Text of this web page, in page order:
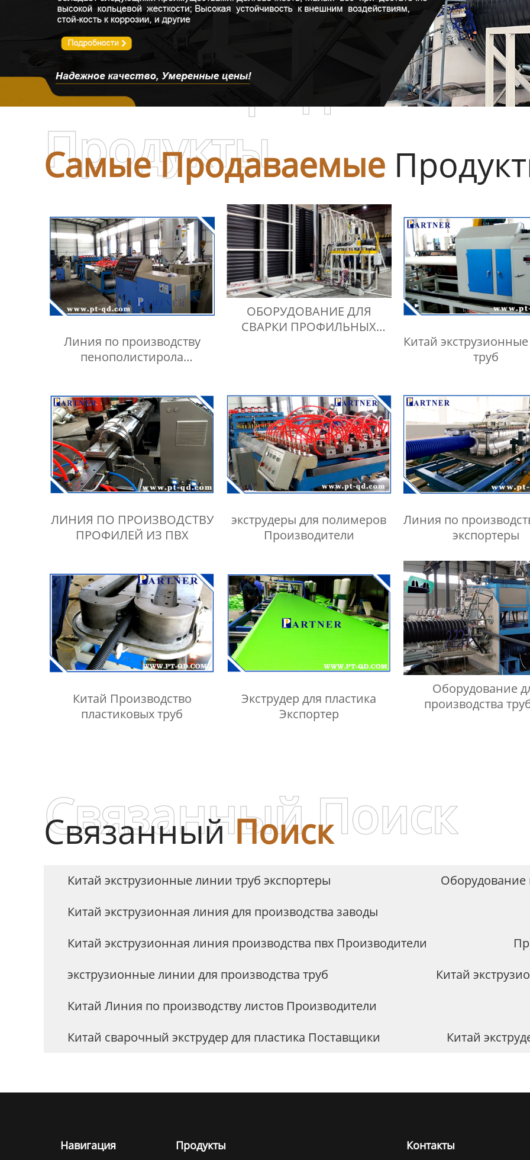
Самые Продаваемые
Самые
Продукты
Линия по производству
пенополистирола
ОБОРУДОВАНИЕ ДЛЯ
СВАРКИ ПРОФИЛЬНЫХ
Китай
труб
ЛИНИЯ ПО ПРОИЗВОДСТВУ
ПРОФИЛЕЙ ИЗ ПВХ
экструдеры для полимеров
Производители
Линия по
экспортеры
Китай Производство
пластиковых труб
Экструдер для пластика
Экспортер
Оборудование
производства
СвязанныйПоиск
Связанный Поиск
Китай экструзионные линии труб экспортеры
Оборудование
Китай экструзионная линия для производства заводы
Китай экструзионная линия производства пвх Производители
экструзионные линии для производства труб
Китай
Китай Линия по производству листов Производители
Китай сварочный экструдер для пластика Поставщики
Китай
Навигация Продукты Контакты